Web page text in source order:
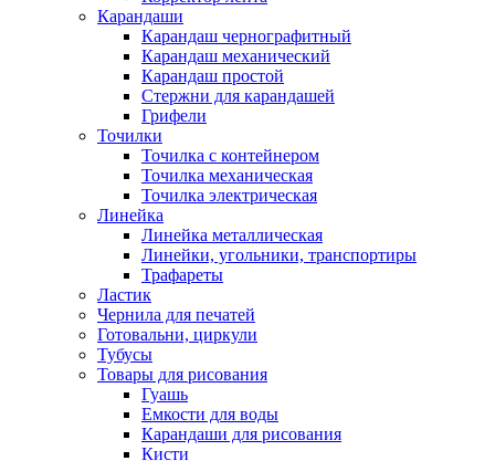
Карандаши
Карандаш чернографитный
Карандаш механический
Карандаш простой
Стержни для карандашей
Грифели
Точилки
Точилка с контейнером
Точилка механическая
Точилка электрическая
Линейка
Линейка металлическая
Линейки, угольники, транспортиры
Трафареты
Ластик
Чернила для печатей
Готовальни, циркули
Тубусы
Товары для рисования
Гуашь
Емкости для воды
Карандаши для рисования
Кисти